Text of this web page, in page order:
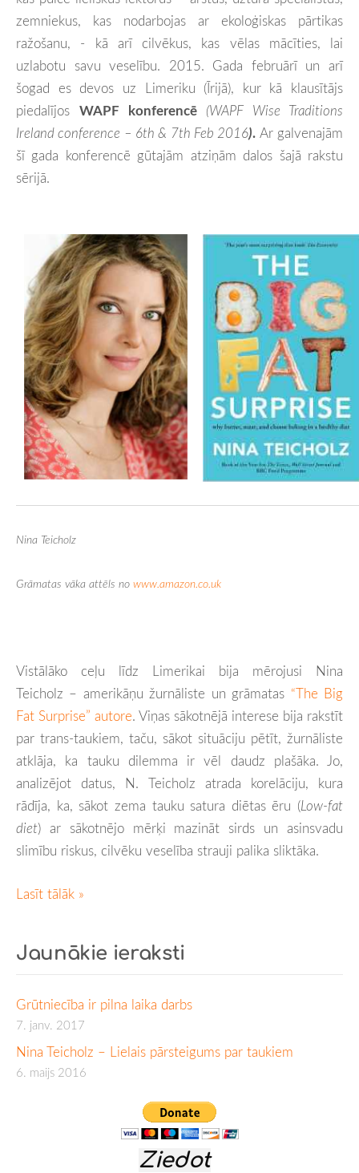
Jaunākie ieraksti
Grūtniecība ir pilna laika darbs
7. janv. 2017
Nina Teicholz – Lielais pārsteigums par taukiem
6. maijs 2016
Ziedot
zemniekus, kas nodarbojas ar ekoloģiskas pārtikas
ražošanu, - kā arī cilvēkus, kas vēlas mācīties, lai
uzlabotu savu veselību. 2015. Gada februārī un arī
šogad es devos uz Limeriku (Īrijā), kur kā klausītājs
piedalījos WAPF konferencē (WAPF Wise Traditions
Ireland conference – 6th & 7th Feb 2016). Ar galvenajām
šī gada konferencē gūtajām atziņām dalos šajā rakstu
sērijā.
Nina Teicholz
Grāmatas vāka attēls no www.amazon.co.uk
Vistālāko ceļu līdz Limerikai bija mērojusi Nina
Teicholz – amerikāņu žurnāliste un grāmatas “The Big
Fat Surprise” autore. Viņas sākotnējā interese bija rakstīt
par trans-taukiem, taču, sākot situāciju pētīt, žurnāliste
atklāja, ka tauku dilemma ir vēl daudz plašāka. Jo,
analizējot datus, N. Teicholz atrada korelāciju, kura
rādīja, ka, sākot zema tauku satura diētas ēru (Low-fat
diet) ar sākotnējo mērķi mazināt sirds un asinsvadu
slimību riskus, cilvēku veselība strauji palika sliktāka.
Lasīt tālāk »